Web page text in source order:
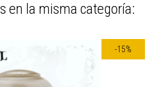
en la misma categoría:
-15%